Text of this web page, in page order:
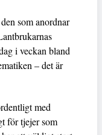
som anordnar
i veckan bland
– det är
med
för tjejer som